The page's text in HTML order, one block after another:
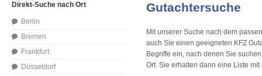
Direkt-Suche nach Ort
Berlin
Bremen
Frankfurt
Düsseldorf
Gutachtersuche
Mit unserer Suche nach dem
auch Sie einen geeigneten KFZ
Begriffe ein, nach denen Sie
Ort. Sie erhalten dann eine Liste